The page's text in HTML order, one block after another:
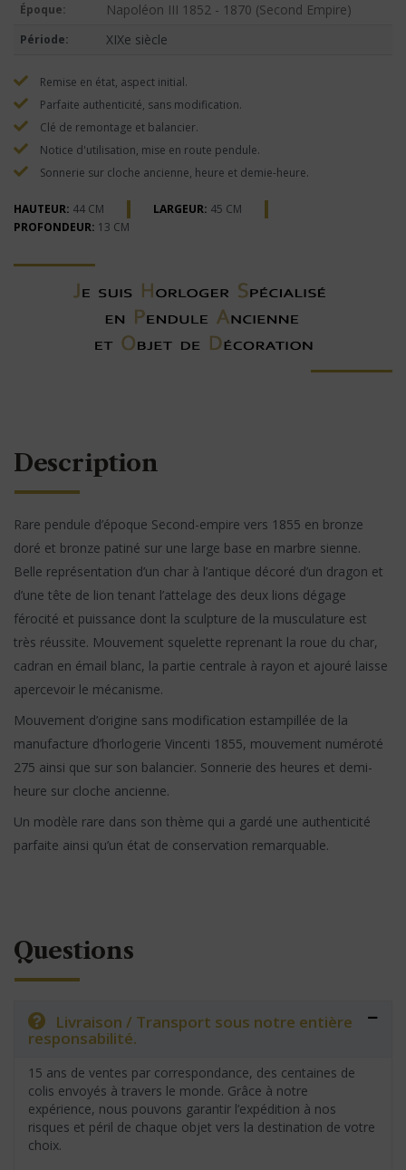
Époque: Napoléon III 1852 - 1870 (Second Empire)
Période: XIXe siècle
Remise en état, aspect initial.
Parfaite authenticité, sans modification.
Clé de remontage et balancier.
Notice d'utilisation, mise en route pendule.
Sonnerie sur cloche ancienne, heure et demie-heure.
HAUTEUR: 44 CM LARGEUR: 45 CM
PROFONDEUR: 13 CM
Description
Rare pendule d’époque Second-empire vers 1855 en bronze
doré et bronze patiné sur une large base en marbre sienne.
Belle représentation d’un char à l’antique décoré d’un dragon et
d’une tête de lion tenant l’attelage des deux lions dégage
férocité et puissance dont la sculpture de la musculature est
très réussite. Mouvement squelette reprenant la roue du char,
cadran en émail blanc, la partie centrale à rayon et ajouré laisse
apercevoir le mécanisme.
Mouvement d’origine sans modification estampillée de la
manufacture d’horlogerie Vincenti 1855, mouvement numéroté
275 ainsi que sur son balancier. Sonnerie des heures et demi-
heure sur cloche ancienne.
Un modèle rare dans son thème qui a gardé une authenticité
parfaite ainsi qu’un état de conservation remarquable.
Questions
Livraison / Transport sous notre entière
responsabilité.
15 ans de ventes par correspondance, des centaines de
colis envoyés à travers le monde. Grâce à notre
expérience, nous pouvons garantir l’expédition à nos
risques et péril de chaque objet vers la destination de votre
choix.